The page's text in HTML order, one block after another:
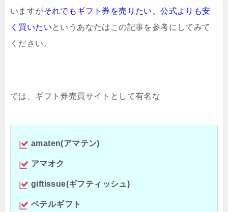
いますがそれでもギフト券を売りたい、公式よりも安
く買いたいというあなたはこの記事を参考にしてみて
ください。
では、ギフト券売買サイトとして有名な
amaten(アマテン)
アマオク
giftissue(ギフティッシュ)
ベテルギフト